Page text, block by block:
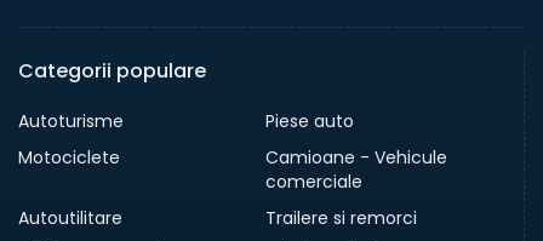
Categorii populare
Autoturisme
Piese auto
Motociclete
Camioane - Vehicule
comerciale
Autoutilitare
Trailere si remorci